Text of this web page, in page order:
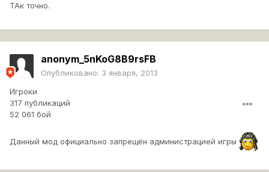
ТАк точно.
anonym_5nKoG8B9rsFB
Опубликовано: 3 января, 2013
Игроки
317 публикаций
52 061 бой
Данный мод официально запрещён администрацией игры